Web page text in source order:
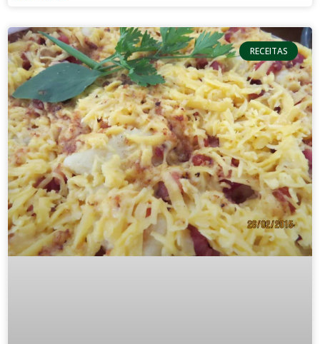
RECEITAS